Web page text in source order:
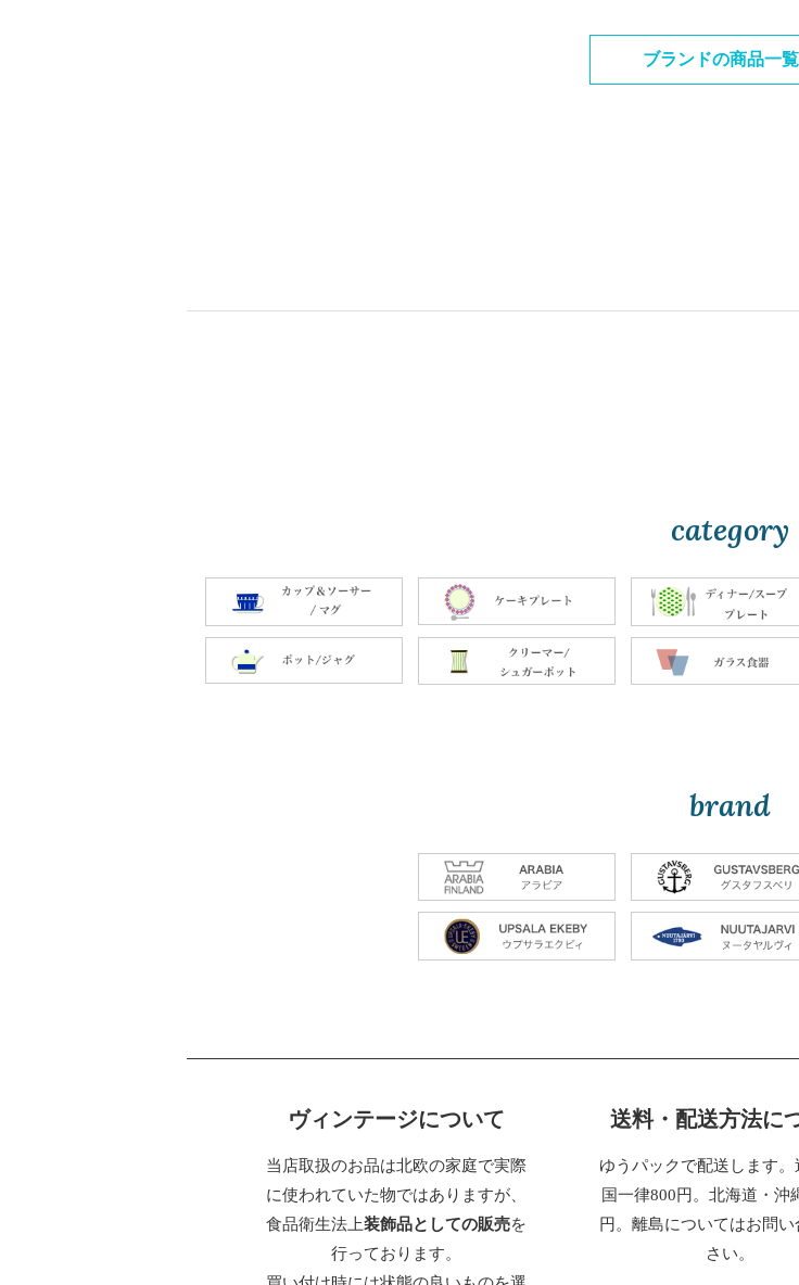
ブランドの商品一
category
brand
ヴィンテージについて
当店取扱のお品は北欧の家庭で実際
に使われていた物ではありますが、
食品衛生法上装飾品としての販売を
行っております。
送料・配送方法に
ゆうパックで配送します。
国一律800円。北海道・沖
円。離島についてはお問
さい。